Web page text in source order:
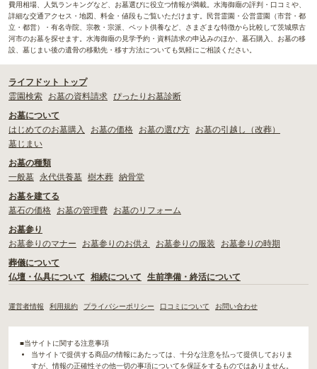
費用相場、人気ランキングなど、お墓選びに役立つ情報が満載。水海御廟の評判・口コミや、
詳細な交通アクセス・地図、料金・値段もご覧いただけます。民営霊園・公営霊園（市営・都
立・都営）・有名寺院、宗教・宗派、ペット供養など、さまざまな特徴から比較して茨城県古
河市のお墓を探せます。水海御廟の見学予約・資料請求の申込みのほか、墓石購入、お墓の移
設、墓じまい後の遺骨の移動先・移す方法についても気軽にご相談ください。
ライフドット トップ
霊園検索
お墓の資料請求 ぴったりお墓診断
お墓について
はじめてのお墓購入
お墓の価格 お墓の選び方
お墓の引越し（改葬）
墓じまい
お墓の種類
一般墓
永代供養墓 樹木葬 納骨堂
お墓を建てる
墓石の価格
お墓の管理費
お墓のリフォーム
お墓参り
お墓参りのマナー
お墓参りのお供え お墓参りの服装
お墓参りの時期
葬儀について
仏壇・仏具について
相続について 生前準備・終活について
運営者情報 利用規約 プライバシーポリシー 口コミについて お問い合わせ
■当サイトに関する注意事項
当サイトで提供する商品の情報にあたっては、十分な注意を払って提供しておりま
すが、情報の正確性その他一切の事項についてを保証をするものではありません。